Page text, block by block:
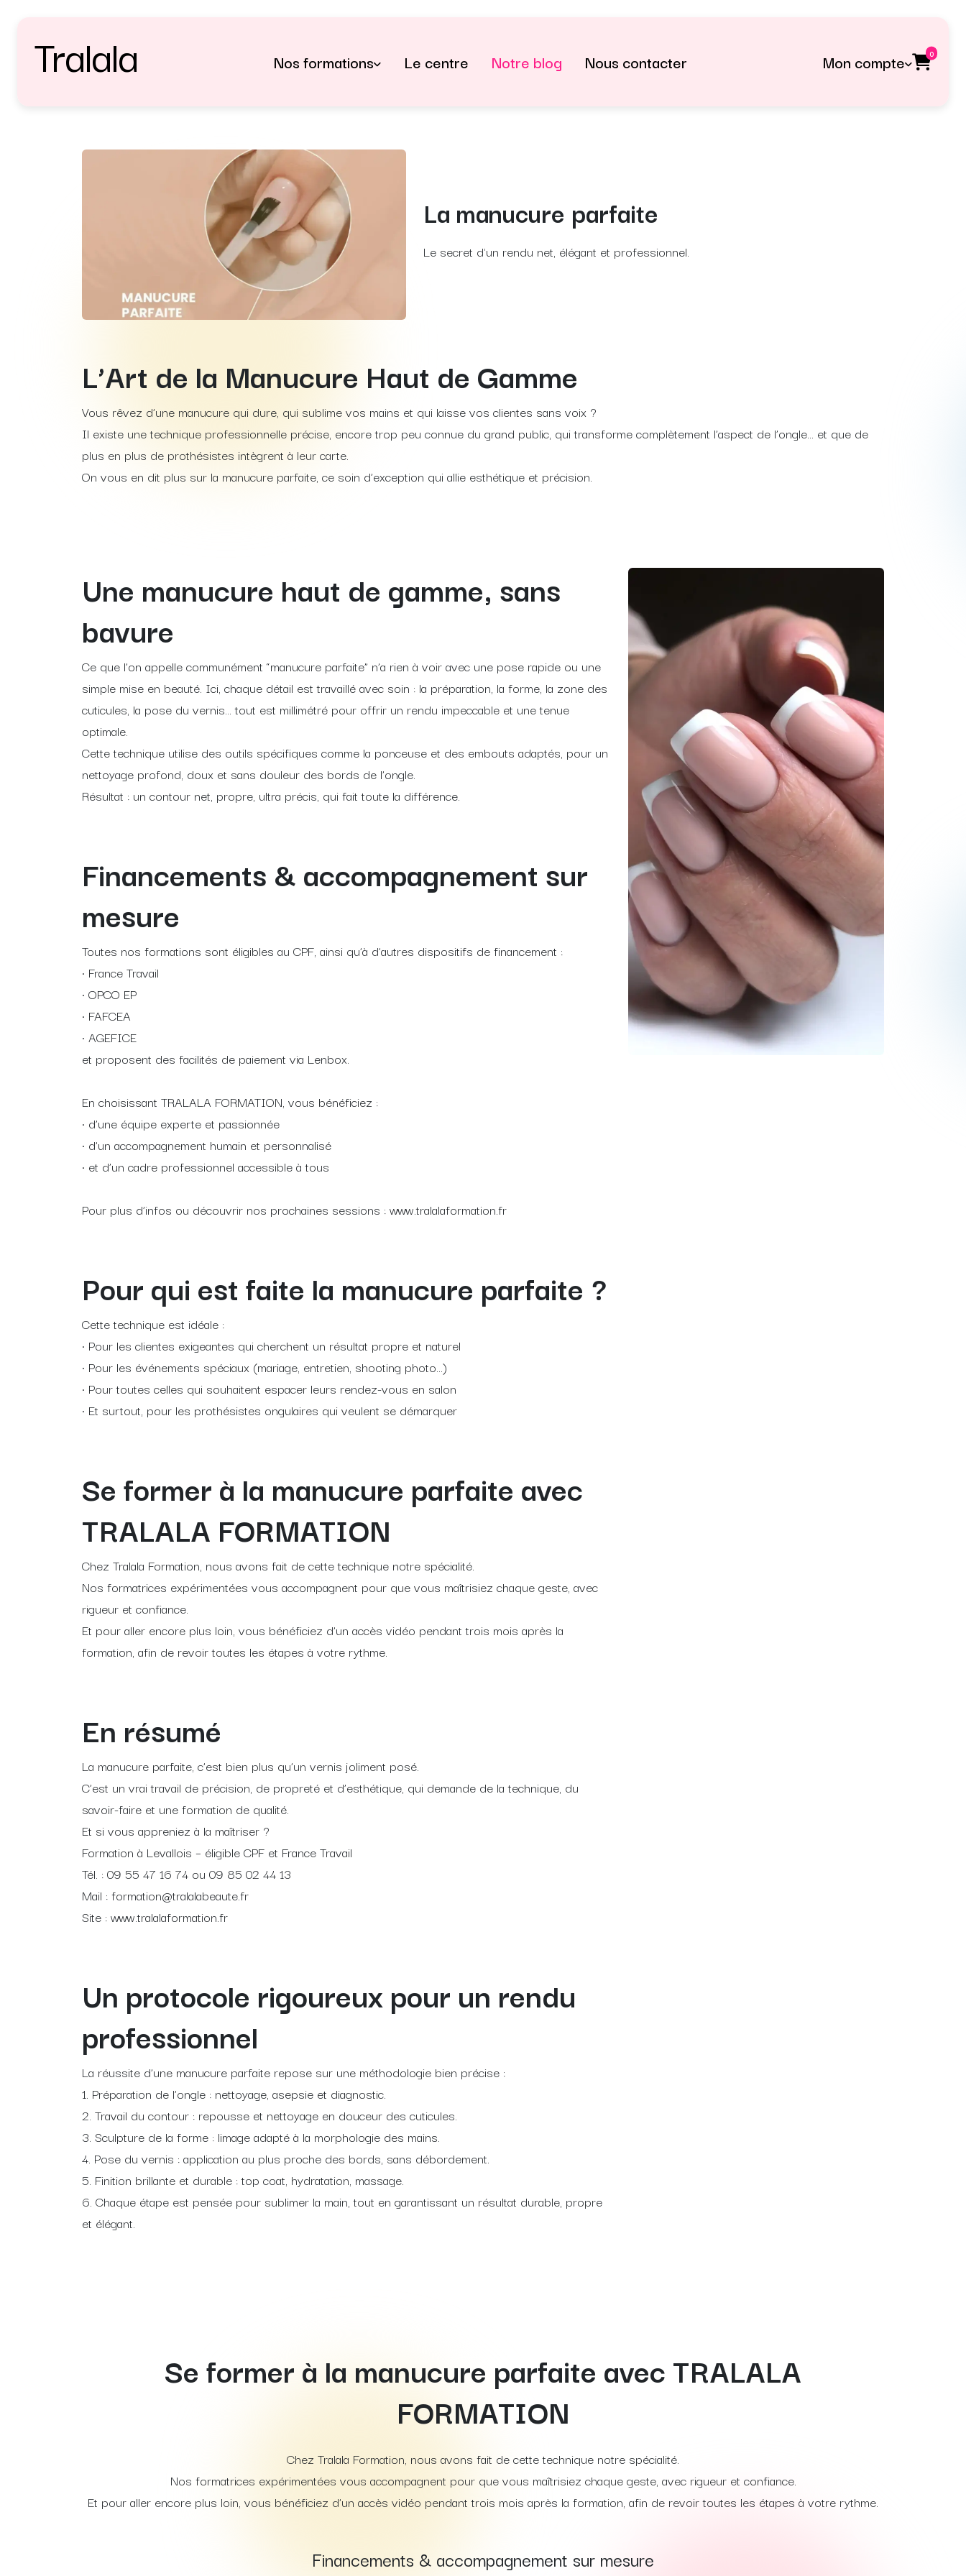
Tralala Nos formations Le centre Notre blog Nous contacter Mon compte 0
La manucure parfaite
Le secret d'un rendu net, élégant et professionnel.
L’Art de la Manucure Haut de Gamme
Vous rêvez d’une manucure qui dure, qui sublime vos mains et qui laisse vos clientes sans voix ?
Il existe une technique professionnelle précise, encore trop peu connue du grand public, qui transforme complètement l’aspect de l’ongle… et que de
plus en plus de prothésistes intègrent à leur carte.
On vous en dit plus sur la manucure parfaite, ce soin d’exception qui allie esthétique et précision.
Une manucure haut de gamme, sans
bavure
Ce que l’on appelle communément “manucure parfaite” n’a rien à voir avec une pose rapide ou une
simple mise en beauté. Ici, chaque détail est travaillé avec soin : la préparation, la forme, la zone des
cuticules, la pose du vernis… tout est millimétré pour offrir un rendu impeccable et une tenue
optimale.
Cette technique utilise des outils spécifiques comme la ponceuse et des embouts adaptés, pour un
nettoyage profond, doux et sans douleur des bords de l’ongle.
Résultat : un contour net, propre, ultra précis, qui fait toute la différence.
Financements & accompagnement sur
mesure
Toutes nos formations sont éligibles au CPF, ainsi qu’à d’autres dispositifs de financement :
• France Travail
• OPCO EP
• FAFCEA
• AGEFICE
et proposent des facilités de paiement via Lenbox.
En choisissant TRALALA FORMATION, vous bénéficiez :
• d’une équipe experte et passionnée
• d’un accompagnement humain et personnalisé
• et d’un cadre professionnel accessible à tous
Pour plus d’infos ou découvrir nos prochaines sessions : www.tralalaformation.fr
Pour qui est faite la manucure parfaite ?
Cette technique est idéale :
• Pour les clientes exigeantes qui cherchent un résultat propre et naturel
• Pour les événements spéciaux (mariage, entretien, shooting photo…)
• Pour toutes celles qui souhaitent espacer leurs rendez-vous en salon
• Et surtout, pour les prothésistes ongulaires qui veulent se démarquer
Se former à la manucure parfaite avec
TRALALA FORMATION
Chez Tralala Formation, nous avons fait de cette technique notre spécialité.
Nos formatrices expérimentées vous accompagnent pour que vous maîtrisiez chaque geste, avec
rigueur et confiance.
Et pour aller encore plus loin, vous bénéficiez d’un accès vidéo pendant trois mois après la
formation, afin de revoir toutes les étapes à votre rythme.
En résumé
La manucure parfaite, c’est bien plus qu’un vernis joliment posé.
C’est un vrai travail de précision, de propreté et d’esthétique, qui demande de la technique, du
savoir-faire et une formation de qualité.
Et si vous appreniez à la maîtriser ?
Formation à Levallois – éligible CPF et France Travail
Tél. : 09 55 47 16 74 ou 09 85 02 44 13
Mail : formation@tralalabeaute.fr
Site : www.tralalaformation.fr
Un protocole rigoureux pour un rendu
professionnel
La réussite d’une manucure parfaite repose sur une méthodologie bien précise :
1. Préparation de l’ongle : nettoyage, asepsie et diagnostic.
2. Travail du contour : repousse et nettoyage en douceur des cuticules.
3. Sculpture de la forme : limage adapté à la morphologie des mains.
4. Pose du vernis : application au plus proche des bords, sans débordement.
5. Finition brillante et durable : top coat, hydratation, massage.
6. Chaque étape est pensée pour sublimer la main, tout en garantissant un résultat durable, propre
et élégant.
Se former à la manucure parfaite avec TRALALA
FORMATION
Chez Tralala Formation, nous avons fait de cette technique notre spécialité.
Nos formatrices expérimentées vous accompagnent pour que vous maîtrisiez chaque geste, avec rigueur et confiance.
Et pour aller encore plus loin, vous bénéficiez d’un accès vidéo pendant trois mois après la formation, afin de revoir toutes les étapes à votre rythme.
Financements & accompagnement sur mesure